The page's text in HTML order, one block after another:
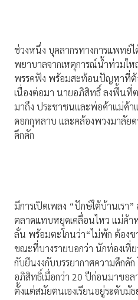
ช่วงหนึ่ง บุคลากรทางการแพทย์ไ
พยาบาลจากเหตุการณ์น้ำท่วมใ
พรรคฟัง พร้อมสะท้อนปัญหาที่ต้
เนื่องต่อมา นายอภิสิทธิ์ ลงพื้นที่
มาถึง ประชาชนและพ่อค้าแม่ค้
ดอกกุหลาบ และคล้องพวงมาลัยด
คึกคัก
มีการเปิดเพลง “ปักษ์ใต้บ้านเรา
ตลาดแทบหยุดเคลื่อนไหว แม่ค้า
ลั่น พร้อมตะโกนว่า“ไม่พัก ต้อง
ขณะที่บางรายบอกว่า นักท่องเที่ย
กับยืนงงกับบรรยากาศความคึกคั
อภิสิทธิ์เมื่อกว่า 20 ปีก่อนมาขอ
ตั้งแต่สมัยตนเองเรียนอยู่ระดับมั